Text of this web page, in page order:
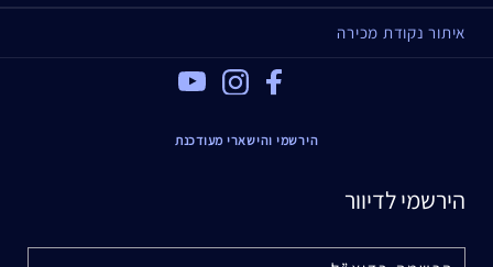
איתור נקודת מכירה
Facebook
הירשמי והישארי מעודכנת
הירשמי לדיוור